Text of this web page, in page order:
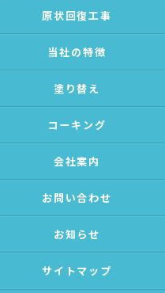
原状回復工事
当社の特徴
塗り替え
コーキング
会社案内
お問い合わせ
お知らせ
サイトマップ